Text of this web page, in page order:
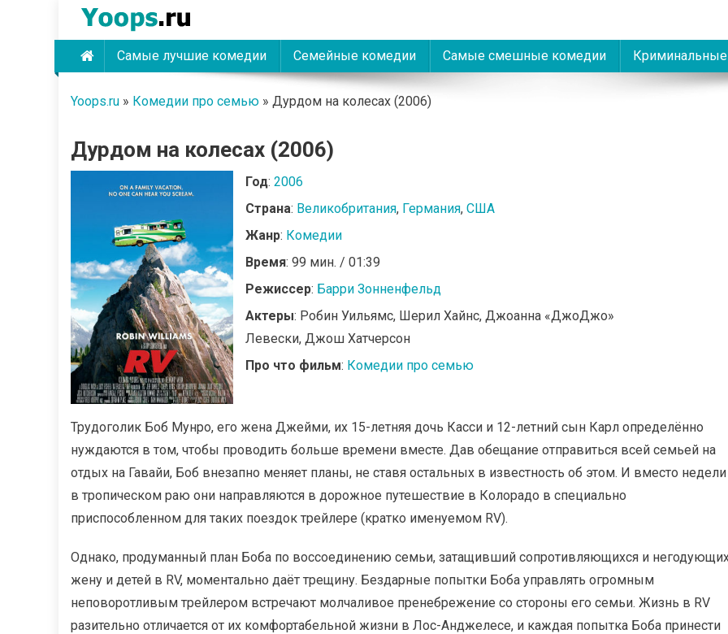
Skip
content
Yoops Самые лучшие комедии Семейные комедии Самые смешные комедии
Yoops.ru » Комедии про семью » Дурдом на колесах (2006)
Дурдом на колесах (2006)
Год: 2006
Страна: Великобритания, Германия, США
Жанр: Комедии
Время: 99 мин. / 01:39
Режиссер: Барри Зонненфельд
Актеры: Робин Уильямс, Шерил Хайнс, Джоанна «ДжоДжо»
Левески, Джош Хатчерсон
Про что фильм: Комедии про семью
Трудоголик Боб Мунро, его жена Джейми, их 15-летняя дочь Касси и 12-летний сын Карл определённо
нуждаются в том, чтобы проводить больше времени вместе. Дав обещание отправиться всей семьей на
отдых на Гавайи, Боб внезапно меняет планы, не ставя остальных в известность об этом. И вместо недели
в тропическом раю они направляются в дорожное путешествие в Колорадо в специально
приспособленном для таких поездок трейлере (кратко именуемом RV).
Однако, продуманный план Боба по воссоединению семьи, затащивший сопротивляющихся и
жену и детей в RV, моментально даёт трещину. Бездарные попытки Боба управлять огромным
неповоротливым трейлером встречают молчаливое пренебрежение со стороны его семьи. Жизнь в RV
разительно отличается от их комфортабельной жизни в Лос-Анджелесе, и каждая попытка Боба принести